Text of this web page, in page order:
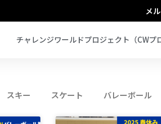
メ
チャレンジワールドプロジェクト（CWプ
スキー スケート バレーボール